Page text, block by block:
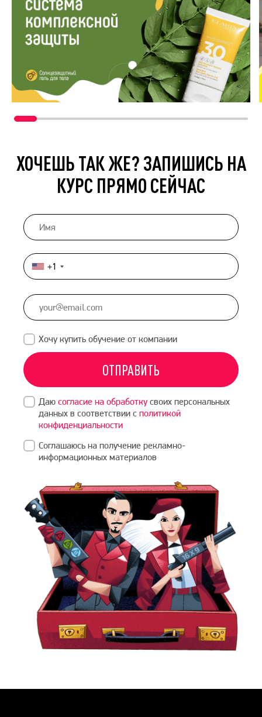
ХОЧЕШЬ ТАК ЖЕ? ЗАПИШИСЬ НА
КУРС ПРЯМО СЕЙЧАС
United
States
+1
+1
Хочу купить обучение от компании
ОТПРАВИТЬ
Даю согласие на обработкусвоих персональных
данных в соответствии с политикой
конфиденциальности
Соглашаюсь на получение рекламно-
информационных материалов